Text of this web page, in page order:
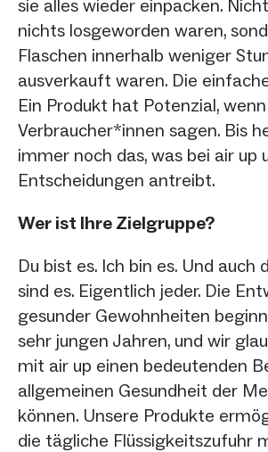
sie alles wieder einpacken.
nichts losgeworden waren,
Flaschen innerhalb weniger
ausverkauft waren. Die
Ein Produkt hat Potenzial,
Verbraucher*innen sagen. Bis
immer noch das, was bei air up
Entscheidungen antreibt.
Wer ist Ihre Zielgruppe?
Du bist es. Ich bin es. Und auch
sind es. Eigentlich jeder. Die
gesunder Gewohnheiten
sehr jungen Jahren, und wir
mit air up einen bedeutenden
allgemeinen Gesundheit der
können. Unsere Produkte
die tägliche Flüssigkeitszufuhr